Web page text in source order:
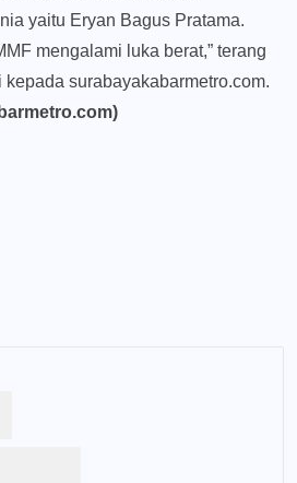
yaitu Eryan Bagus Pratama.
mengalami luka berat,” terang
kepada surabayakabarmetro.com.